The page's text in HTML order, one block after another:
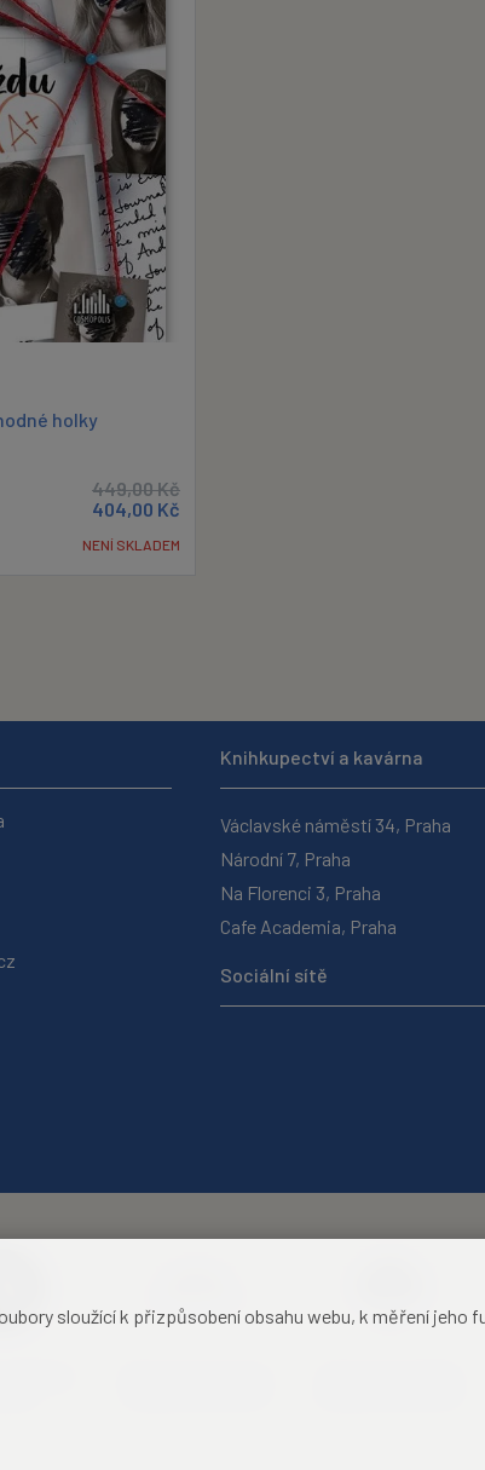
holky
449,00Kč
404,00 Kč
NENÍ SKLADEM
Knihkupectví a kavárna
Václavské náměstí 34, Praha
Národní 7, Praha
Na Florenci 3, Praha
Cafe Academia, Praha
Sociální sítě
sloužící k přizpůsobení obsahu webu, k měření